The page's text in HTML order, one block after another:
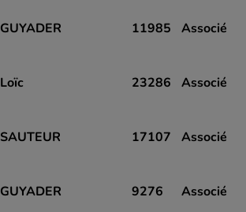
GUYADER 11985 Associé
Loïc 23286 Associé
SAUTEUR 17107 Associé
GUYADER 9276 Associé